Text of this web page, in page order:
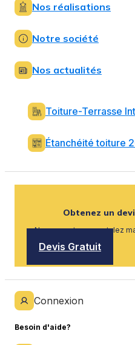
Nos réalisations
Notre société
Nos actualités
Toiture-Terrasse
Étanchéité toiture
Obtenez un
Nous recrutons, postulez
Devis Gratuit
Connexion
Besoin d'aide?